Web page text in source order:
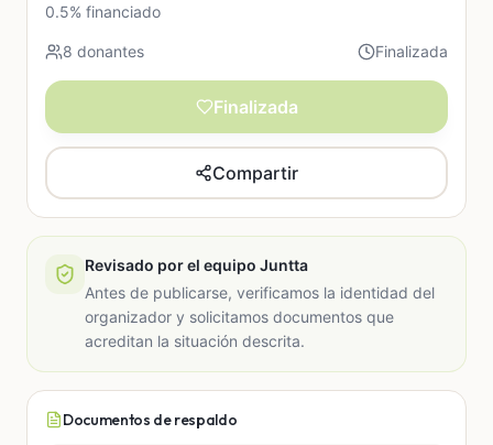
0.5% financiado
8 donantes Finalizada
Finalizada
Compartir
Revisado por el equipo Juntta
Antes de publicarse, verificamos la identidad del
organizador y solicitamos documentos que
acreditan la situación descrita.
Documentos de respaldo